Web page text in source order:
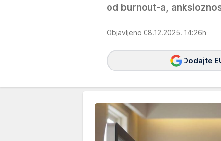
od burnout-a,
Objavljeno 08.12.2025. 14:26h
Dodajte